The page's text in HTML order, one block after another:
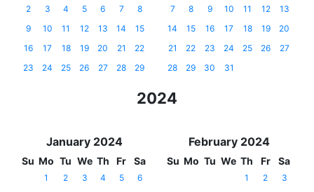
2
3 4 5 6 7
8
9
10 11 12 13 14
15
16
17 18 19 20 21
22
23
24 25 26 27 28 29
7
8 9 10 11 12
13
14
15 16 17 18 19
20
21
22 23 24 25 26
27
28
29 30 31
2024
January 2024
Su Mo Tu We Th Fr Sa
1 2 3 4 5
6
February 2024
Su Mo Tu We Th Fr Sa
1 2
3